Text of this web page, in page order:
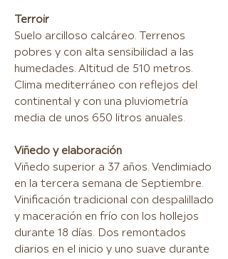
Terroir
Suelo arcilloso calcáreo. Terrenos
pobres y con alta sensibilidad a las
humedades. Altitud de 510 metros.
Clima mediterráneo con reflejos del
continental y con una pluviometría
media de unos 650 litros anuales.
Viñedo y elaboración
Viñedo superior a 37 años. Vendimiado
en la tercera semana de Septiembre.
Vinificación tradicional con despalillado
y maceración en frío con los hollejos
durante 18 días. Dos remontados
diarios en el inicio y uno suave durante